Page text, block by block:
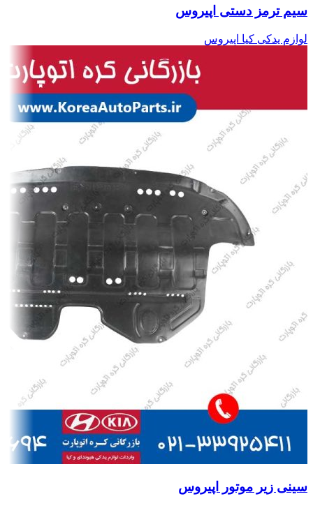
سیم ترمز دستی اپیروس
لوازم یدکی کیا اپیروس
سینی زیر موتور اپیروس